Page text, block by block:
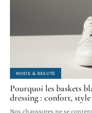
MODE & BEAUTÉ
Pourquoi les baskets
dressing : confort,
Nos chaussures ne se